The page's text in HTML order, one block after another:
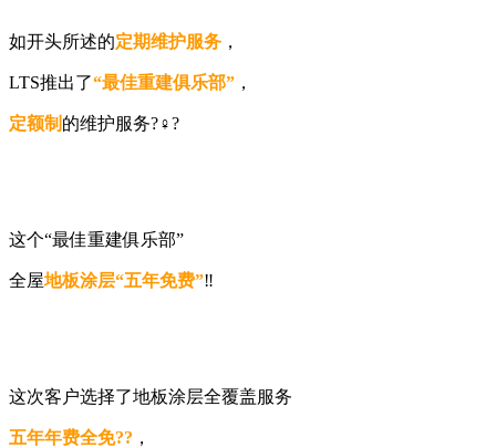
如开头所述的定期维护服务 ，
LTS推出了“最佳重建俱乐部” ，
定额制 的维护服务?‍♀️?
这个“最佳重建俱乐部”
全屋地板涂层“五年免费”‼️
这次客户选择了地板涂层全覆盖服务
五年年费全免?? ，